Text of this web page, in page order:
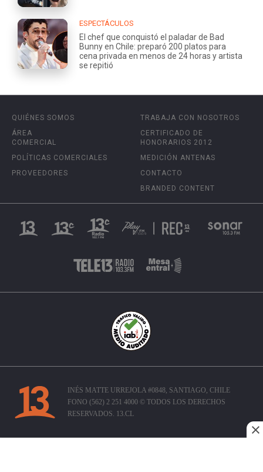
ESPECTÁCULOS
El chef que conquistó el paladar de Bad
Bunny en Chile: preparó 200 platos para
cena privada en menos de 24 horas y artista
se repitió
QUIÉNES SOMOS
ÁREA
COMERCIAL
POLÍTICAS COMERCIALES
PROVEEDORES
TRABAJA CON NOSOTROS
CERTIFICADO DE
HONORARIOS 2012
MEDICIÓN ANTENAS
CONTACTO
BRANDED CONTENT
INÉS MATTE URREJOLA #0848, SANTIAGO, CHILE
FONO (562) 2 251 4000 © TODOS LOS DERECHOS
RESERVADOS. 13.CL